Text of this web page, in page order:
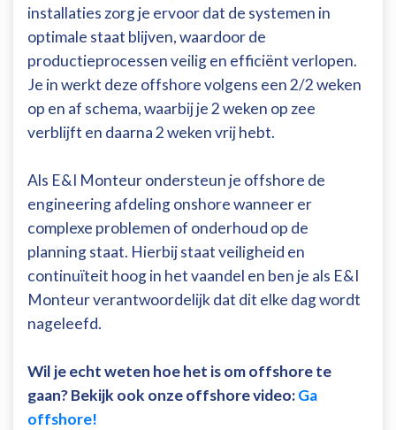
installaties zorg je ervoor dat de systemen in
optimale staat blijven, waardoor de
productieprocessen veilig en efficiënt verlopen.
Je in werkt deze offshore volgens een 2/2 weken
op en af schema, waarbij je 2 weken op zee
verblijft en daarna 2 weken vrij hebt.
Als E&I Monteur ondersteun je offshore de
engineering afdeling onshore wanneer er
complexe problemen of onderhoud op de
planning staat. Hierbij staat veiligheid en
continuïteit hoog in het vaandel en ben je als E&I
Monteur verantwoordelijk dat dit elke dag wordt
nageleefd.
Wil je echt weten hoe het is om offshore te
gaan? Bekijk ook onze offshore video:Ga
offshore!